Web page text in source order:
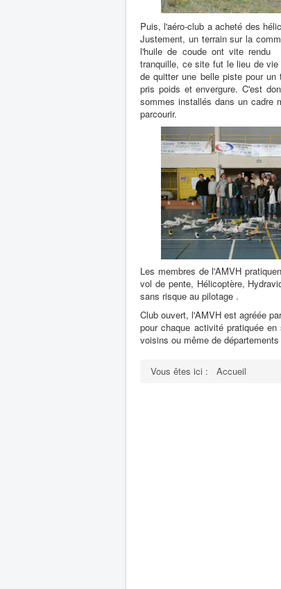
Puis, l'aéro-club a acheté des
Justement, un terrain sur la
l'huile de coude ont vite rendu
tranquille, ce site fut le lieu de
de quitter une belle piste pour
pris poids et envergure. C'est
sommes installés dans un cadre
parcourir.
Les membres de l'AMVH
vol de pente, Hélicoptère,
sans risque au pilotage .
Club ouvert, l'AMVH est agréée
pour chaque activité pratiquée
voisins ou même de
Vous êtes ici : Accueil